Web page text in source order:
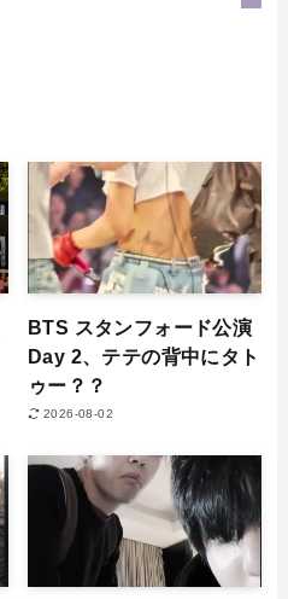
BTS スタンフォード公演
Day 2、テテの背中にタト
ゥー？？
2026-08-02